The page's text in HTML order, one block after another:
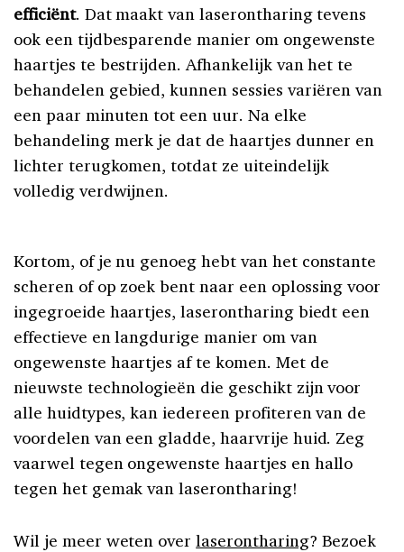
efficiënt. Dat maakt van laserontharing tevens
ook een tijdbesparende manier om ongewenste
haartjes te bestrijden. Afhankelijk van het te
behandelen gebied, kunnen sessies variëren van
een paar minuten tot een uur. Na elke
behandeling merk je dat de haartjes dunner en
lichter terugkomen, totdat ze uiteindelijk
volledig verdwijnen.
Kortom, of je nu genoeg hebt van het constante
scheren of op zoek bent naar een oplossing voor
ingegroeide haartjes, laserontharing biedt een
effectieve en langdurige manier om van
ongewenste haartjes af te komen. Met de
nieuwste technologieën die geschikt zijn voor
alle huidtypes, kan iedereen profiteren van de
voordelen van een gladde, haarvrije huid. Zeg
vaarwel tegen ongewenste haartjes en hallo
tegen het gemak van laserontharing!
Wil je meer weten overlaserontharing? Bezoek